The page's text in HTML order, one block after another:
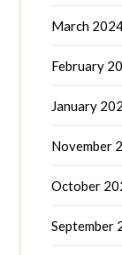
March
February
January
November
October
September